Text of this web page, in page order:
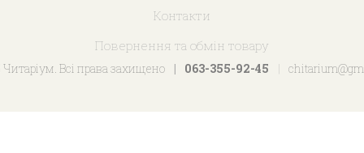
Контакти
Повернення та обмін товару
Всі права захищено 063-355-92-45